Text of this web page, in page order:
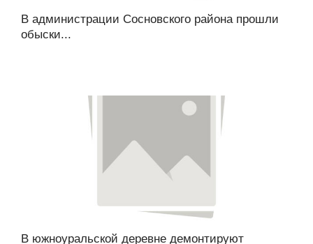
В администрации Сосновского района прошли
обыски...
В южноуральской деревне демонтируют